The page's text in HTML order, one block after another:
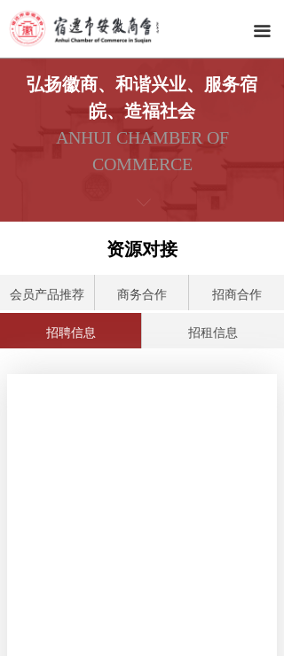
끀
网站首页
商会总览
商会动态
会员之家
资源对接
联系我们
弘扬徽商、和谐兴业、服务宿
皖、造福社会
ANHUI CHAMBER OF
COMMERCE
ꀅ
资源对接
招聘信息 招租信息
会员产品推荐 商务合作 招商合作